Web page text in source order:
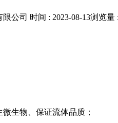
公司 时间 : 2023-08-13浏览量
生物、保证流体品质；